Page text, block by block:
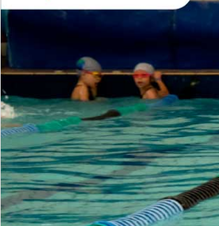
ALUNOS NOVOS
Entre em Contato
INSTITUCIONAL